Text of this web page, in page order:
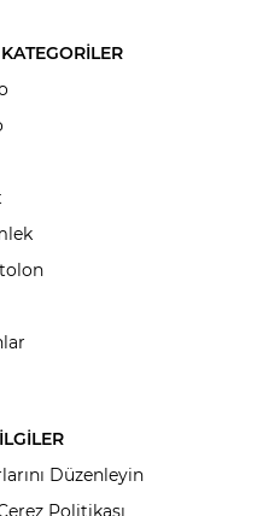
Düzenleyin
Politikası